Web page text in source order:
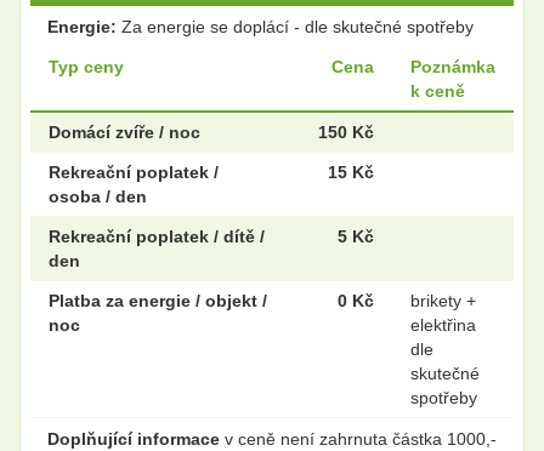
Energie: Za energie se doplácí - dle skutečné spotřeby
Typ ceny Cena
Poznámka
k ceně
Domácí zvíře / noc 150 Kč
Rekreační poplatek /
osoba / den
15 Kč
Rekreační poplatek / dítě /
den
5 Kč
Platba za energie / objekt /
noc
0 Kč
brikety +
elektřina
dle
skutečné
spotřeby
Doplňující informace v ceně není zahrnuta částka 1000,-